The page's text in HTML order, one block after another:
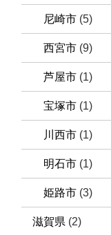
尼崎市 (5)
西宮市 (9)
芦屋市 (1)
宝塚市 (1)
川西市 (1)
明石市 (1)
姫路市 (3)
滋賀県 (2)